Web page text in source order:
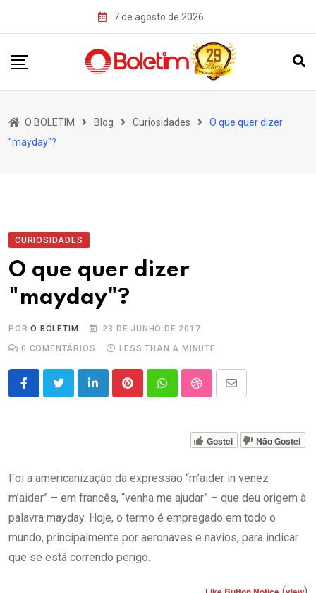
7 de agosto de 2026
O BOLETIM Blog Curiosidades
O que quer dizer
"mayday"?
CURIOSIDADES
O que quer dizer
"mayday"?
PORO BOLETIM
23 DE JUNHO DE 2017
0 COMENTÁRIOS LESS THAN A MINUTE
LinkedInPinterestWhatsappStumbleUpon
Share
Email
Gostei Não Gostei
Foi a americanização da expressão “m’aider in venez
m’aider” – em francês, “venha me ajudar” – que deu origem à
palavra mayday. Hoje, o termo é empregado em todo o
mundo, principalmente por aeronaves e navios, para indicar
que se está correndo perigo.